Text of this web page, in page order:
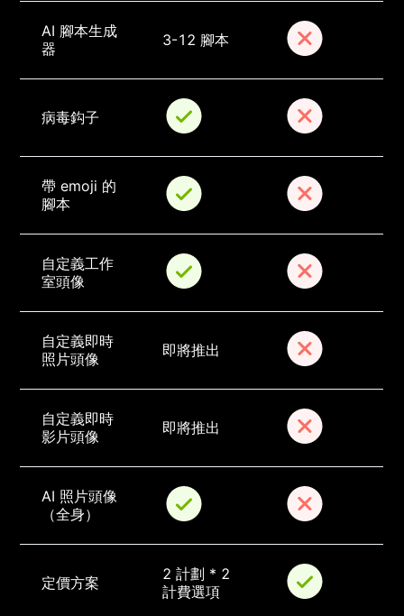
AI 腳本生成
器
3-12 腳本
病毒鈎子
帶 emoji 的
腳本
自定義工作
室頭像
自定義即時
照片頭像
即將推出
自定義即時
影片頭像
即將推出
AI 照片頭像
（全身）
定價方案
2 計劃 * 2
計費選項